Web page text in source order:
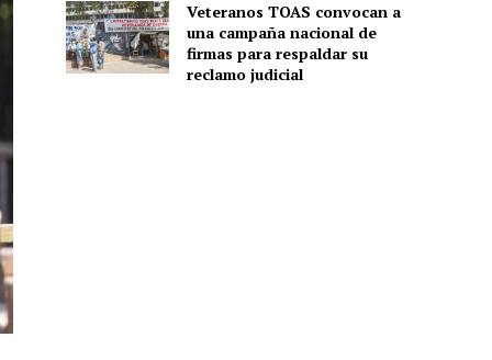
Veteranos TOAS convocan a
una campaña nacional de
firmas para respaldar su
reclamo judicial